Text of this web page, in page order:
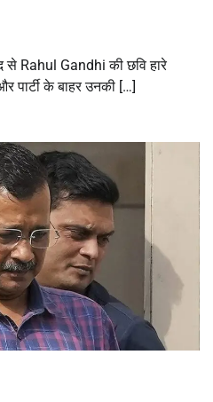
से Rahul Gandhi की छवि हारे
पार्टी के बाहर उनकी […]